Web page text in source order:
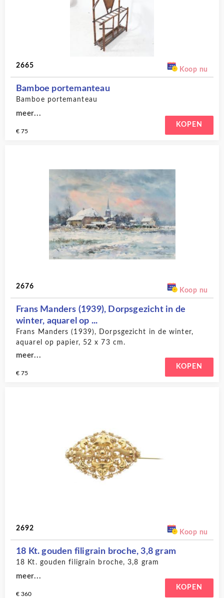
2665
Koop nu
Bamboe portemanteau
Bamboe portemanteau
meer...
€ 75
KOPEN
2676
Koop nu
Frans Manders (1939), Dorpsgezicht in de
winter, aquarel op ...
Frans Manders (1939), Dorpsgezicht in de winter,
aquarel op papier, 52 x 73 cm.
meer...
€ 75
KOPEN
2692
Koop nu
18 Kt. gouden filigrain broche, 3,8 gram
18 Kt. gouden filigrain broche, 3,8 gram
meer...
€ 360
KOPEN